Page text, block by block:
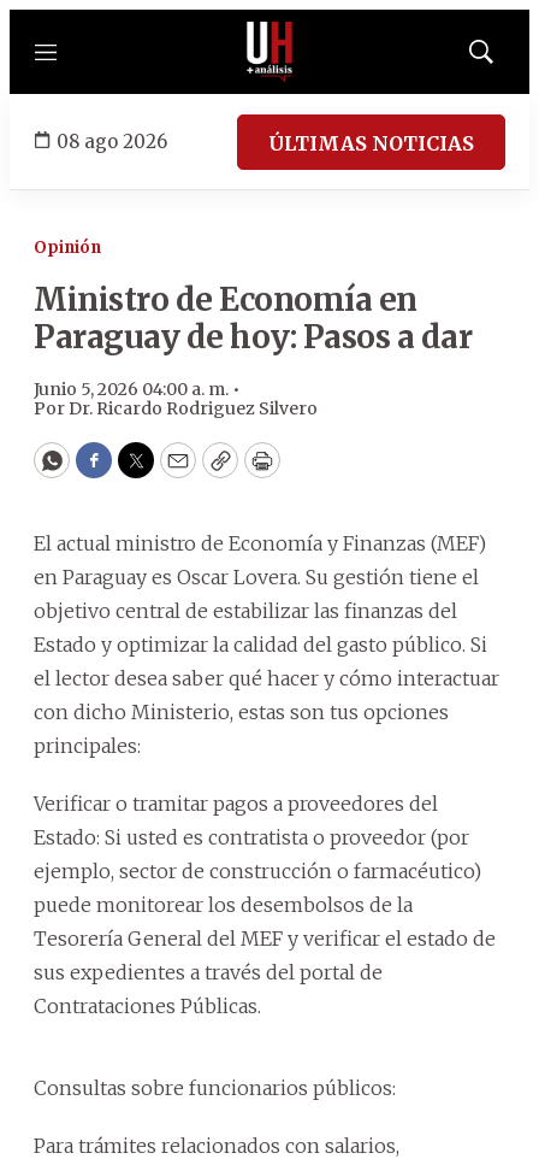
Menú
Mostrar
08 ago 2026 ÚLTIMAS NOTICIAS
Opinión
Ministro de Economía en
Paraguay de hoy: Pasos a dar
Junio 5, 2026 04:00 a. m. •
PorDr. Ricardo Rodriguez Silvero
WhatsApp
Facebook
Twitter
EmailCopyPrint
El actual ministro de Economía y Finanzas (MEF)
en Paraguay es Oscar Lovera. Su gestión tiene el
objetivo central de estabilizar las finanzas del
Estado y optimizar la calidad del gasto público. Si
el lector desea saber qué hacer y cómo interactuar
con dicho Ministerio, estas son tus opciones
principales:
Verificar o tramitar pagos a proveedores del
Estado: Si usted es contratista o proveedor (por
ejemplo, sector de construcción o farmacéutico)
puede monitorear los desembolsos de la
Tesorería General del MEF y verificar el estado de
sus expedientes a través del portal de
Contrataciones Públicas.
Consultas sobre funcionarios públicos:
Para trámites relacionados con salarios,